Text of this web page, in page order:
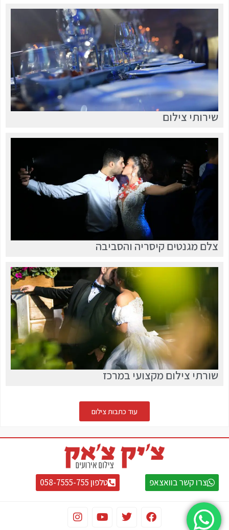
שירותי צילום
צלם מגנטים קיסריה והסביבה
שורתי צילום מקצועי במרכז
עוד כתבות צילום
צרו קשר בוואצאפ טלפון 058-7555-755